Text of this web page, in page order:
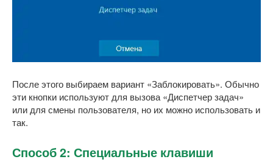
После этого выбираем вариант «Заблокировать». Обычно
эти кнопки используют для вызова «Диспетчер задач»
или для смены пользователя, но их можно использовать и
так.
Способ 2: Специальные клавиши